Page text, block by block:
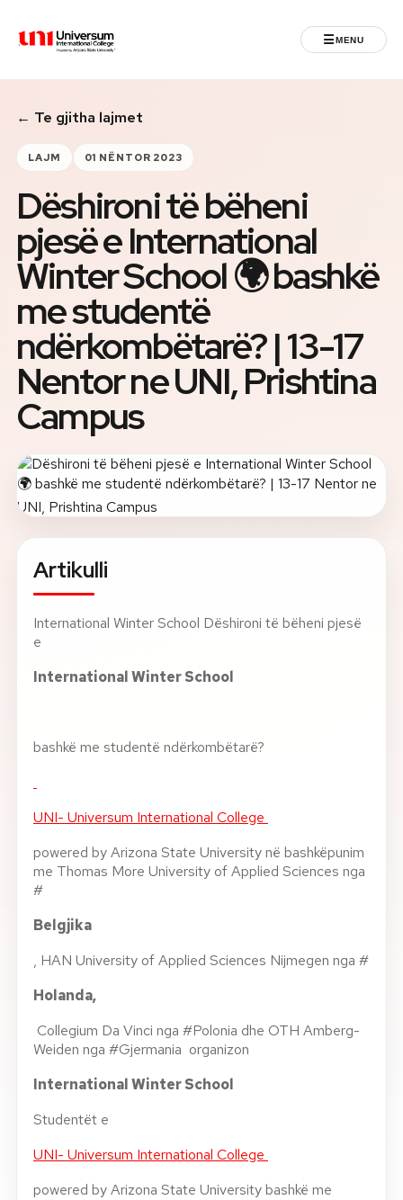
Universum University ☰MENU
MENU
Ballina
Regjistrimet
Programet
Jeta Studentore
Ndërkombëtare
Fuqizuar nga ASU
Rreth nesh
Lajme
Kontakti
GJUHA
EN
AL
HYR
UMS Staff
UMS Students
← Te gjitha lajmet
LAJM 01 NËNTOR 2023
Dëshironi të bëheni
pjesë e International
Winter School 🌍 bashkë
me studentë
ndërkombëtarë? | 13-17
Nentor ne UNI, Prishtina
Campus
Artikulli
International Winter School Dëshironi të bëheni pjesë
e
International Winter School
bashkë me studentë ndërkombëtarë?
UNI- Universum International College
powered by Arizona State University në bashkëpunim
me Thomas More University of Applied Sciences nga
#
Belgjika
, HAN University of Applied Sciences Nijmegen nga #
Holanda,
Collegium Da Vinci nga #Polonia dhe OTH Amberg-
Weiden nga #Gjermania organizon
International Winter School
Studentët e
UNI- Universum International College
powered by Arizona State University bashkë me